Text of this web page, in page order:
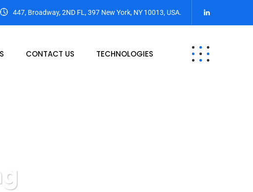
447, Broadway, 2ND FL, 397 New York, NY 10013, USA.
CONTACT US TECHNOLOGIES